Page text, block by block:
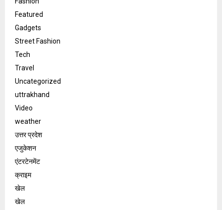
Featured
Gadgets
Street Fashion
Tech
Travel
Uncategorized
uttrakhand
Video
weather
उत्तर प्रदेश
एजुकेशन
एंटरटेनमेंट
क्राइम
खेल
खेल